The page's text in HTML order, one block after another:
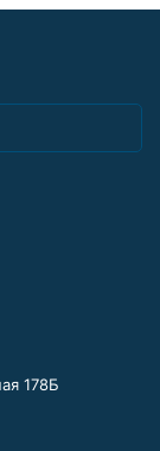
178Б